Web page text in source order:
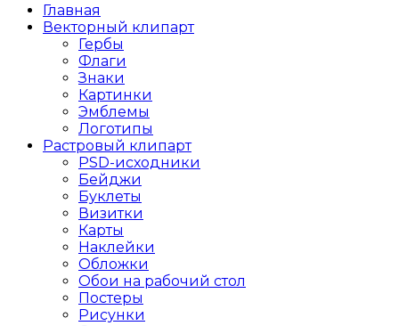
Главная
Векторный клипарт
Гербы
Флаги
Знаки
Картинки
Эмблемы
Логотипы
Растровый клипарт
PSD-исходники
Бейджи
Буклеты
Визитки
Карты
Наклейки
Обложки
Обои на рабочий стол
Постеры
Рисунки